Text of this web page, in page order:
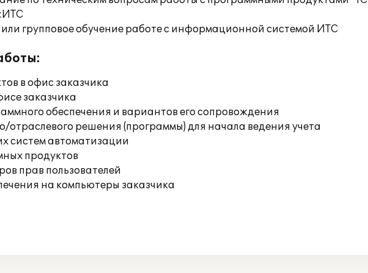
групповое обучение работе с информационной системой ИТС
в офис заказчика
заказчика
обеспечения и вариантов его сопровождения
отраслевого решения (программы) для начала ведения учета
систем автоматизации
продуктов
прав пользователей
на компьютеры заказчика